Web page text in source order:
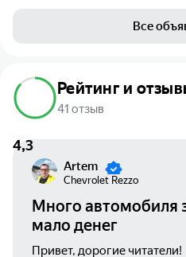
Все
4,3
Рейтинг и
41 отзыв
Artem
Chevrolet Rezzo
Много автомобиля
мало денег
Привет, дорогие читатели!